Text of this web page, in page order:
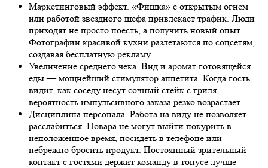
Маркетинговый эффект. «Фишка» с открытым огнем
или работой звездного шефа привлекает трафик. Люди
приходят не просто поесть, а получить новый опыт.
Фотографии красивой кухни разлетаются по соцсетям,
создавая бесплатную рекламу.
Увеличение среднего чека. Вид и аромат готовящейся
еды — мощнейший стимулятор аппетита. Когда гость
видит, как соседу несут сочный стейк с гриля,
вероятность импульсивного заказа резко возрастает.
Дисциплина персонала. Работа на виду не позволяет
расслабиться. Повара не могут выйти покурить в
неположенное время, посидеть в телефоне или
небрежно бросить продукт. Постоянный зрительный
контакт с гостями держит команду в тонусе лучше